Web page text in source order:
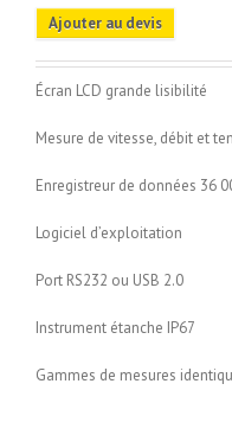
Ajouter au devis
Écran LCD grande lisibilité
Mesure de vitesse, débit et
Enregistreur de données 36
Logiciel d’exploitation
Port RS232 ou USB 2.0
Instrument étanche IP67
Gammes de mesures